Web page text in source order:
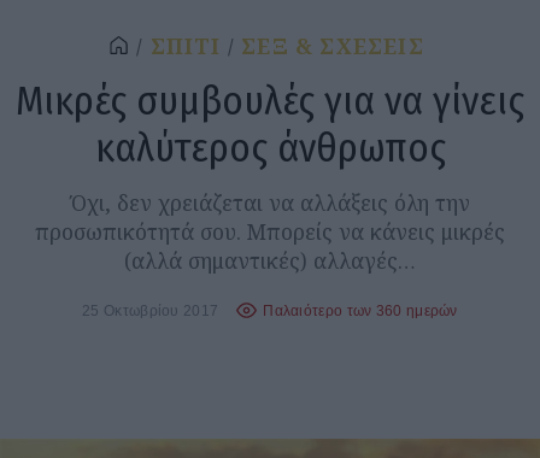
ΣΠΙΤΙ ΣΕΞ & ΣΧΕΣΕΙΣ
Μικρές συμβουλές για να γίνεις
καλύτερος άνθρωπος
Όχι, δεν χρειάζεται να αλλάξεις όλη την
προσωπικότητά σου. Μπορείς να κάνεις μικρές
(αλλά σημαντικές) αλλαγές…
25 Οκτωβρίου 2017 Παλαιότερο των 360 ημερών